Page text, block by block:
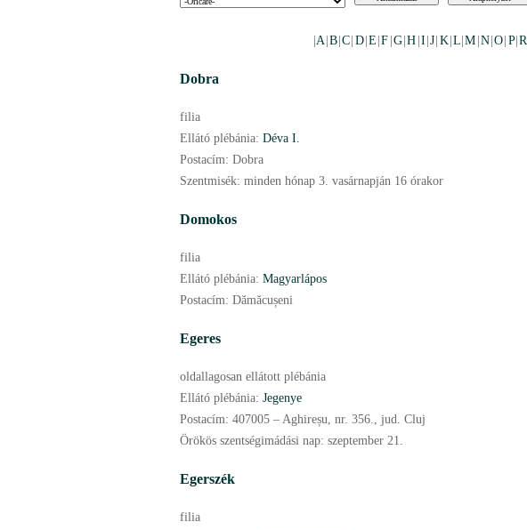
|A B |C D |E |F G |H I |J K L |M N |O P|R
Dobra
filia
Ellátó plébánia: Déva I.
Postacím: Dobra
Szentmisék: minden hónap 3. vasárnapján 16 órakor
Domokos
filia
Ellátó plébánia: Magyarlápos
Postacím: Dămăcușeni
Egeres
oldallagosan ellátott plébánia
Ellátó plébánia: Jegenye
Postacím: 407005 – Aghireșu, nr. 356., jud. Cluj
Örökös szentségimádási nap: szeptember 21.
Egerszék
filia